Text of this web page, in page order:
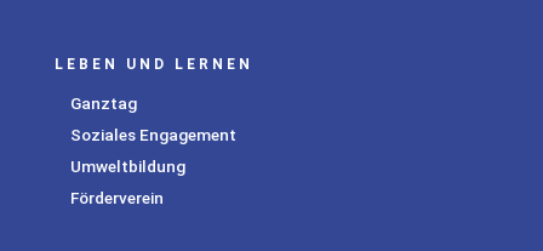
LEBEN UND LERNEN
Ganztag
Soziales Engagement
Umweltbildung
Förderverein